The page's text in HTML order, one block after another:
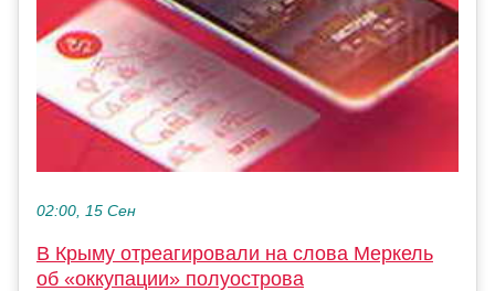
02:00, 15 Сен
В Крыму отреагировали на слова Меркель
об «оккупации» полуострова